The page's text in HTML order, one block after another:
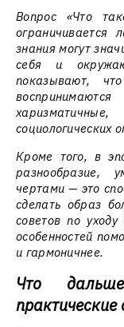
Вопрос «Что
ограничивается
знания могут
себя и
показывают,
социологических
Кроме того, в
разнообразие,
чертами — это
сделать образ
советов по
особенностей
и гармоничнее.
Что
практические